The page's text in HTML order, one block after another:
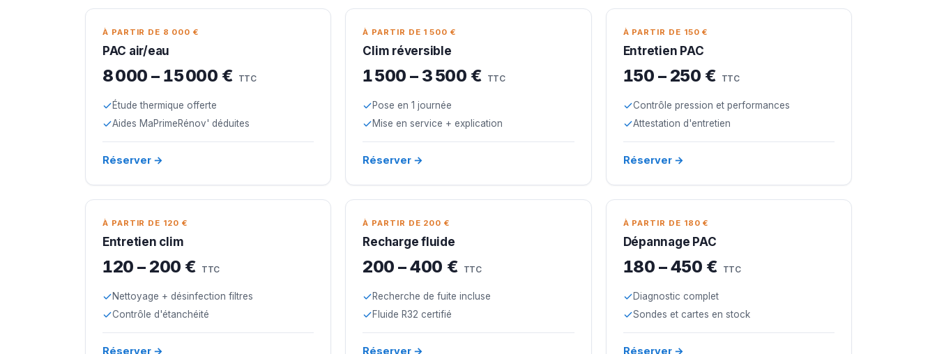
À PARTIR DE 8 000 €
PAC air/eau
8 000 – 15 000 € TTC
Étude thermique offerte
Aides MaPrimeRénov' déduites
Réserver →
À PARTIR DE 1 500 €
Clim réversible
1 500 – 3 500 € TTC
Pose en 1 journée
Mise en service + explication
Réserver →
À PARTIR DE 150 €
Entretien PAC
150 – 250 € TTC
Contrôle pression et performances
Attestation d'entretien
Réserver →
À PARTIR DE 120 €
Entretien clim
120 – 200 € TTC
Nettoyage + désinfection filtres
Contrôle d'étanchéité
Réserver →
À PARTIR DE 200 €
Recharge fluide
200 – 400 € TTC
Recherche de fuite incluse
Fluide R32 certifié
Réserver →
À PARTIR DE 180 €
Dépannage PAC
180 – 450 € TTC
Diagnostic complet
Sondes et cartes en stock
Réserver →